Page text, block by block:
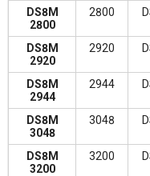
DS8M
2800
2800
DS8M
2920
2920
DS8M
2944
2944
DS8M
3048
3048
DS8M
3200
3200